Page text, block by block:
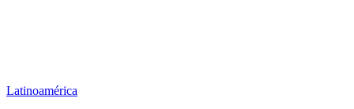
Latinoamérica